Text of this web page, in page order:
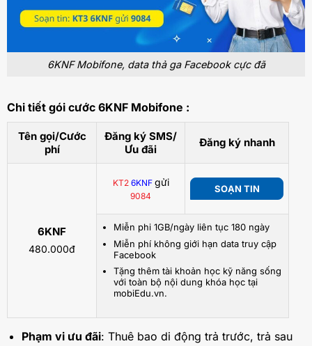
6KNF Mobifone, data thả ga Facebook cực đã
Chi tiết gói cước 6KNF Mobifone :
Tên gọi/Cước
phí
Đăng ký SMS/
Ưu đãi
Đăng ký nhanh
6KNF
480.000đ
KT26KNF gửi
9084
SOẠN TIN
Miễn phi 1GB/ngày liên tục 180 ngày
Miễn phí không giới hạn data truy cập
Facebook
Tặng thêm tài khoản học kỹ năng sống
với toàn bộ nội dung khóa học tại
mobiEdu.vn.
Phạm vi ưu đãi: Thuê bao di động trả trước, trả sau